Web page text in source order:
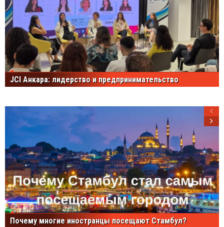
JCI Анкара: лидерство и предпринимательство
Почему многие иностранцы посещают Стамбул?